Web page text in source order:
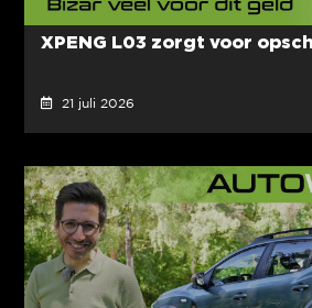
XPENG L03 zorgt voor
21 juli 2026